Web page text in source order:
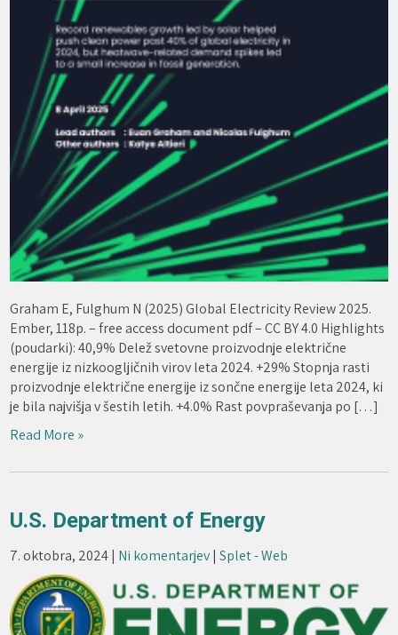
Graham E, Fulghum N (2025) Global Electricity Review 2025.
Ember, 118p. – free access document pdf – CC BY 4.0 Highlights
(poudarki): 40,9% Delež svetovne proizvodnje električne
energije iz nizkoogljičnih virov leta 2024. +29% Stopnja rasti
proizvodnje električne energije iz sončne energije leta 2024, ki
je bila najvišja v šestih letih. +4.0% Rast povpraševanja po […]
Read More »
U.S. Department of Energy
7. oktobra, 2024| Ni komentarjev|Splet - Web